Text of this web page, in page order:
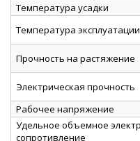
Температура усадки
Температура эксплуатации
Прочность на растяжение
Электрическая прочность
Рабочее напряжение
Удельное объемное
сопротивление